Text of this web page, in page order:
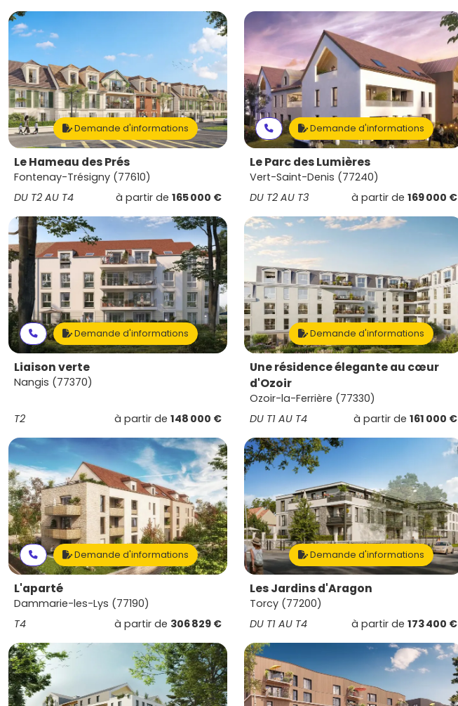
Demande d'informations
Le Hameau des Prés
Fontenay-Trésigny (77610)
DU T2 AU T4
à partir de 165 000 €
Demande d'informations
Le Parc des Lumières
Vert-Saint-Denis (77240)
DU T2 AU T3
à partir de 169 000 €
Demande d'informations
Liaison verte
Nangis (77370)
T2 à partir de 148 000 €
Demande d'informations
Une résidence élegante au cœur
d'Ozoir
Ozoir-la-Ferrière (77330)
DU T1 AU T4
à partir de 161 000 €
Demande d'informations
L'aparté
Dammarie-les-Lys (77190)
T4
à partir de 306 829 €
Demande d'informations
Les Jardins d'Aragon
Torcy (77200)
DU T1 AU T4
à partir de 173 400 €